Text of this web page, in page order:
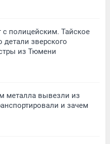
с полицейским. Тайское
детали зверского
из Тюмени
металла вывезли из
и зачем